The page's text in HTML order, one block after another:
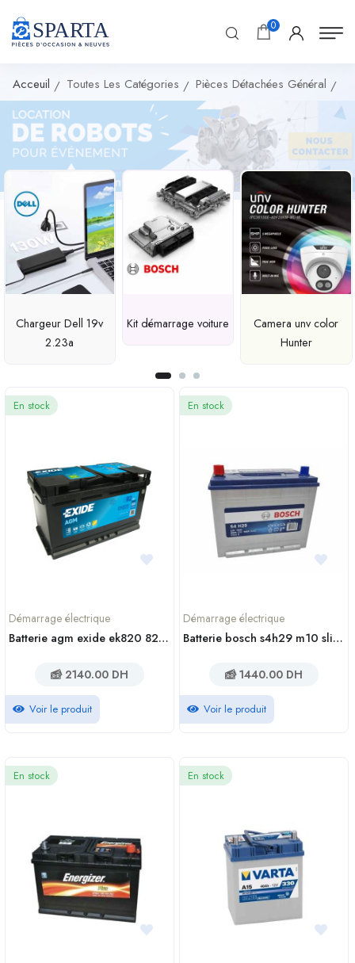
0
Acceuil Toutes Les Catégories Pièces Détachées Général
Kit démarrage voiture
Camera unv color
Enregistreur DVR tvt
4ch
En stock
Démarrage électrique
Batterie agm exide ek820 82ah 800a en casablanca maroc
2140.00 DH
Voir le produit
En stock
Démarrage électrique
Batterie bosch s4h29 m10 sli 12v 70ah 550a
1440.00 DH
Voir le produit
En stock En stock